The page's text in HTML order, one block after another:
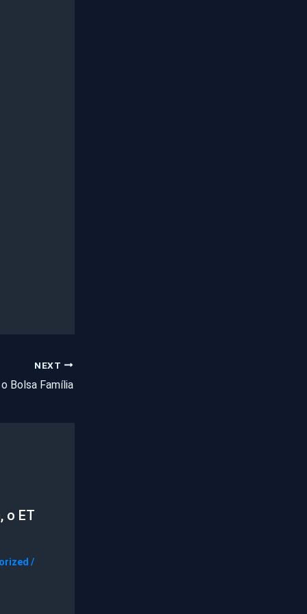
NEXT
Bolsa Família
o ET
/